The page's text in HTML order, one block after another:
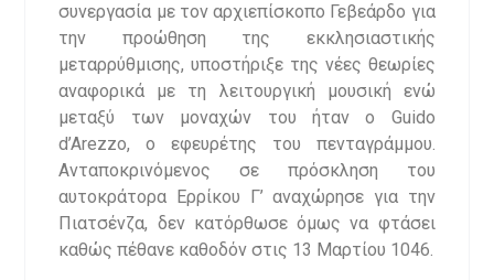
συνεργασία με τον αρχιεπίσκοπο Γεβεάρδο για
την προώθηση της εκκλησιαστικής
μεταρρύθμισης, υποστήριξε της νέες θεωρίες
αναφορικά με τη λειτουργική μουσική ενώ
μεταξύ των μοναχών του ήταν ο Guido
d’Arezzo, ο εφευρέτης του πενταγράμμου.
Ανταποκρινόμενος σε πρόσκληση του
αυτοκράτορα Ερρίκου Γ’ αναχώρησε για την
Πιατσένζα, δεν κατόρθωσε όμως να φτάσει
καθώς πέθανε καθοδόν στις 13 Μαρτίου 1046.